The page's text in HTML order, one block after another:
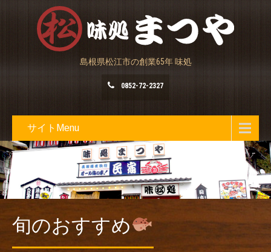
島根県松江市の創業65年 味処
0852-72-2327
サイトMenu
旬のおすすめ